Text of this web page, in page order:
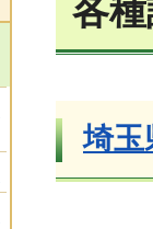
各
埼玉